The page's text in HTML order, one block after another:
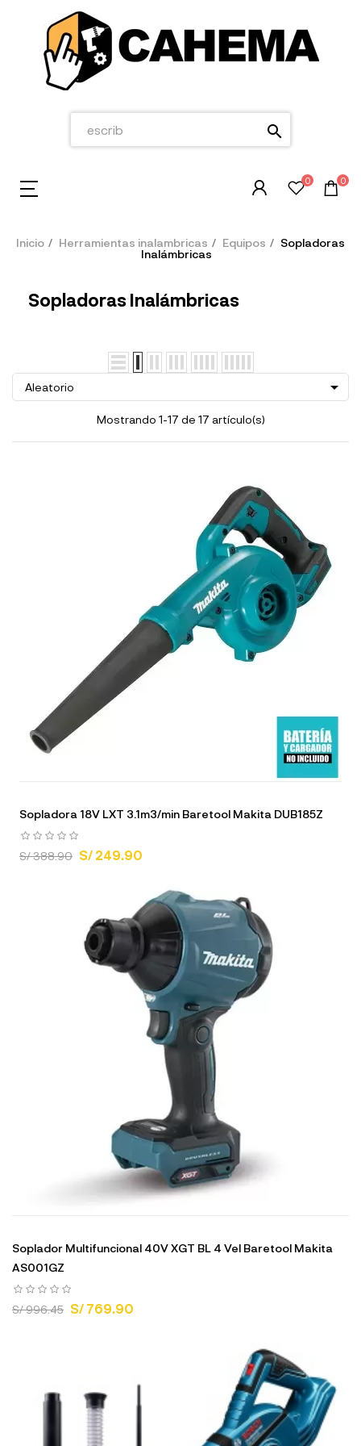
search
0 0
Inicio Herramientas inalambricas Equipos
Sopladoras
Inalámbricas
Sopladoras Inalámbricas
Aleatorio 
Mostrando 1-17 de 17 artículo(s)
Sopladora 18V LXT 3.1m3/min Baretool Makita DUB185Z
S/ 388.90 S/ 249.90
Soplador Multifuncional 40V XGT BL 4 Vel Baretool Makita
AS001GZ
S/ 996.45 S/ 769.90